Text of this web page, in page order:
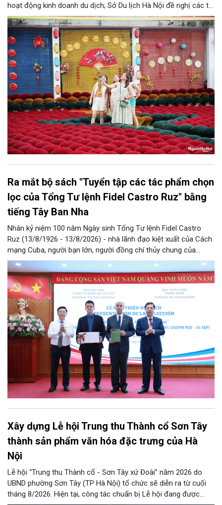
hoạt động kinh doanh du dịch; Sở Du lịch Hà Nội đề nghị các tổ
chức, đơn vị, doanh nghiệp kinh doanh dịch vụ lữ hành trên địa
bàn thành phố thực hiện một số nội dung quan trọng. Qua đó
góp phần thực hiện thắng lợi các mục tiêu phát triển du lịch Hà
Nội năm 2026 và giai đoạn tiếp theo.
Ra mắt bộ sách "Tuyển tập các tác phẩm chọn
lọc của Tổng Tư lệnh Fidel Castro Ruz" bằng
tiếng Tây Ban Nha
Nhân kỷ niệm 100 năm Ngày sinh Tổng Tư lệnh Fidel Castro
Ruz (13/8/1926 - 13/8/2026) - nhà lãnh đạo kiệt xuất của Cách
mạng Cuba, người bạn lớn, người đồng chí thủy chung của
Đảng, Nhà nước và nhân dân Việt Nam, chiều 5/8, tại Hà Nội,
Nhà xuất bản Chính trị quốc gia Sự thật phối hợp với Ban Tuyên
giáo Trung ương tổ chức Lễ giới thiệu bộ sách “Tuyển tập các
tác phẩm chọn lọc của Tổng Tư lệnh Fidel Castro Ruz” gồm 24
tập bằng tiếng Tây Ban Nha.
Xây dựng Lễ hội Trung thu Thành cổ Sơn Tây
thành sản phẩm văn hóa đặc trưng của Hà
Nội
Lễ hội “Trung thu Thành cổ - Sơn Tây xứ Đoài” năm 2026 do
UBND phường Sơn Tây (TP Hà Nội) tổ chức sẽ diễn ra từ cuối
tháng 8/2026. Hiện tại, công tác chuẩn bị Lễ hội đang được